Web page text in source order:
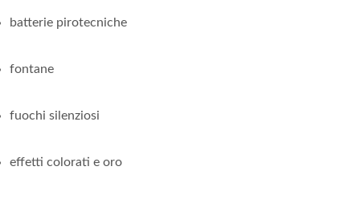
batterie pirotecniche
fontane
fuochi silenziosi
effetti colorati e oro